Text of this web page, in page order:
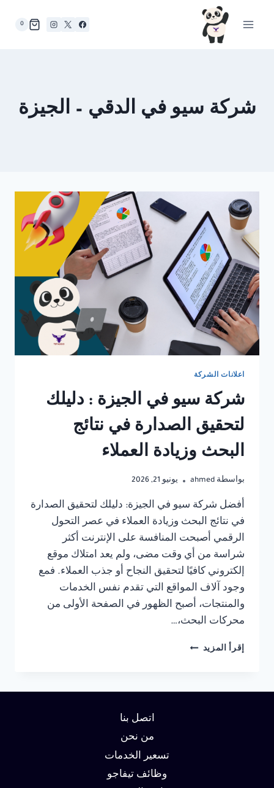
0
شركة سيو في الدقي – الجيزة
اعلانات الشركة
شركة سيو في الجيزة : دليلك
لتحقيق الصدارة في نتائج
البحث وزيادة العملاء
بواسطة ahmed يونيو 21, 2026
أفضل شركة سيو في الجيزة: دليلك لتحقيق الصدارة
في نتائج البحث وزيادة العملاء في عصر التحول
الرقمي أصبحت المنافسة على الإنترنت أكثر
شراسة من أي وقت مضى، ولم يعد امتلاك موقع
إلكتروني كافيًا لتحقيق النجاح أو جذب العملاء. فمع
وجود آلاف المواقع التي تقدم نفس الخدمات
والمنتجات، أصبح الظهور في الصفحة الأولى من
محركات البحث،…
إقرأ المزيد شركة
اتصل بنا
من نحن
تسعير الخدمات
وظائف تيفاجو